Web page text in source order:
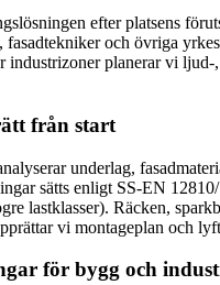
efter platsens
fasadtekniker och övriga
planerar vi
från start
underlag,
sätts enligt SS-EN
lastklasser). Räcken,
vi montageplan och
för bygg och